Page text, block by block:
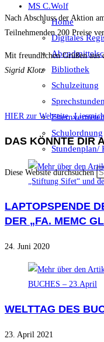
MS C.Wolf
Home
Digitales
Bibliothek
Schulzeitung
Sprechstunden
Schulordnung
Stundenplan/
Diese Website durchsuchen
Nach Abschluss der Aktion
Teilnehmenden 200 Preise
Mit freundlichen Grüßen aus
Sigrid Klotz
HIER zur Webseite
DAS KÖNNTE DIR
LAPTOPSPENDE
DER „FA. MEMC
24. Juni 2020
WELTTAG DES
23. April 2021